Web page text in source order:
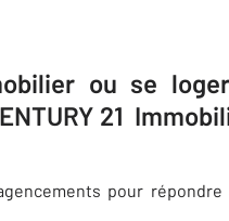
ou se
21
pour répondre